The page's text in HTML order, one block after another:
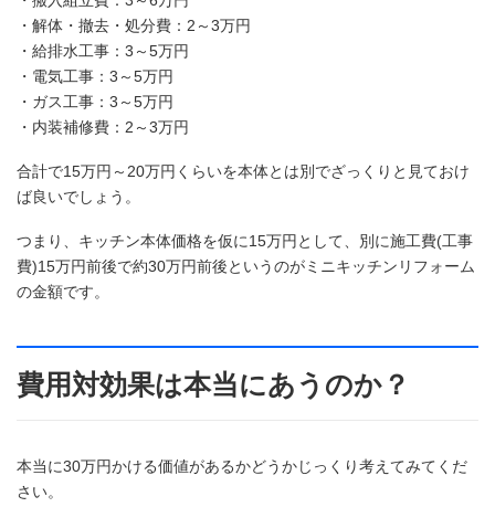
・解体・撤去・処分費：2～3万円
・給排水工事：3～5万円
・電気工事：3～5万円
・ガス工事：3～5万円
・内装補修費：2～3万円
合計で15万円～20万円くらいを本体とは別でざっくりと見ておけ
ば良いでしょう。
つまり、キッチン本体価格を仮に15万円として、別に施工費(工事
費)15万円前後で約30万円前後というのがミニキッチンリフォーム
の金額です。
費用対効果は本当にあうのか？
本当に30万円かける価値があるかどうかじっくり考えてみてくだ
さい。